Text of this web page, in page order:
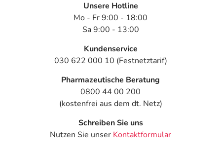
Unsere Hotline
Mo - Fr 9:00 - 18:00
Sa 9:00 - 13:00
Kundenservice
030 622 000 10 (Festnetztarif)
Pharmazeutische Beratung
0800 44 00 200
(kostenfrei aus dem dt. Netz)
Schreiben Sie uns
Nutzen Sie unser Kontaktformular